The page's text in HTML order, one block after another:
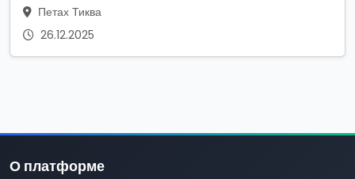
Петах Тиква
26.12.2025
О платформе